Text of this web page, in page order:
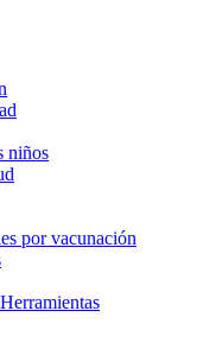
niños
por vacunación